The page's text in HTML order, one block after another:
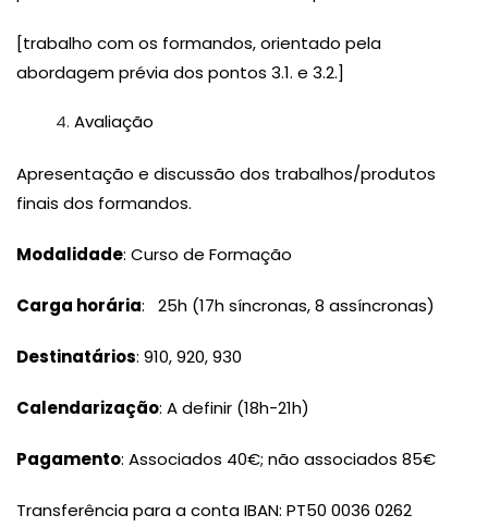
[trabalho com os formandos, orientado pela
abordagem prévia dos pontos 3.1. e 3.2.]
Avaliação
Apresentação e discussão dos trabalhos/produtos
finais dos formandos.
Modalidade: Curso de Formação
Carga horária: 25h (17h síncronas, 8 assíncronas)
Destinatários: 910, 920, 930
Calendarização: A definir (18h-21h)
Pagamento: Associados 40€; não associados 85€
Transferência para a conta IBAN: PT50 0036 0262